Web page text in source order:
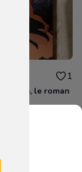
1
troye, le roman